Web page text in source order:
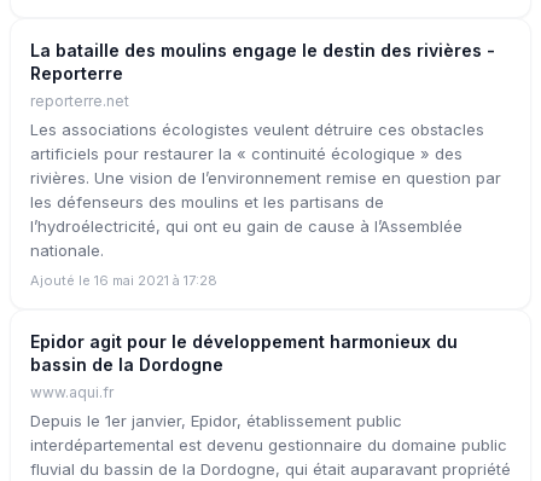
La bataille des moulins engage le destin des rivières -
Reporterre
reporterre.net
Les associations écologistes veulent détruire ces obstacles
artificiels pour restaurer la « continuité écologique » des
rivières. Une vision de l’environnement remise en question par
les défenseurs des moulins et les partisans de
l’hydroélectricité, qui ont eu gain de cause à l’Assemblée
nationale.
Ajouté le 16 mai 2021 à 17:28
Epidor agit pour le développement harmonieux du
bassin de la Dordogne
www.aqui.fr
Depuis le 1er janvier, Epidor, établissement public
interdépartemental est devenu gestionnaire du domaine public
fluvial du bassin de la Dordogne, qui était auparavant propriété